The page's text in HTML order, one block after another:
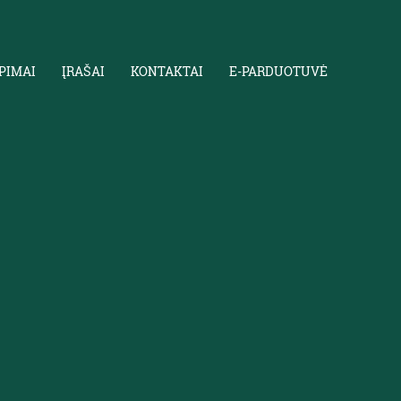
ĮRAŠAI KONTAKTAI E-PARDUOTUVĖ